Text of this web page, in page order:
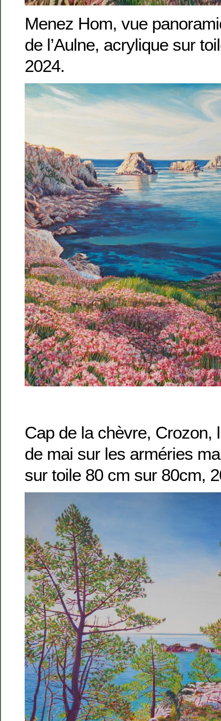
Menez Hom, vue
de l’Aulne, acrylique sur
2024.
Cap de la chèvre, Crozon,
de mai sur les arméries
sur toile 80 cm sur 80cm,